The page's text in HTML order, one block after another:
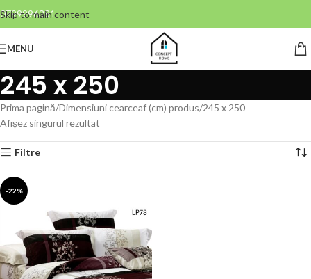
Skip to main content
0799996381
MENU
245 x 250
Prima pagină Dimensiuni cearceaf (cm) produs 245 x 250
Afișez singurul rezultat
Filtre
-22%